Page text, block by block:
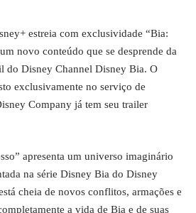
estreia com exclusividade “Bia:
novo conteúdo que se desprende da
do Disney Channel Disney Bia. O
exclusivamente no serviço de
Company já tem seu trailer
apresenta um universo imaginário
na série Disney Bia do Disney
cheia de novos conflitos, armações e
a vida de Bia e de suas